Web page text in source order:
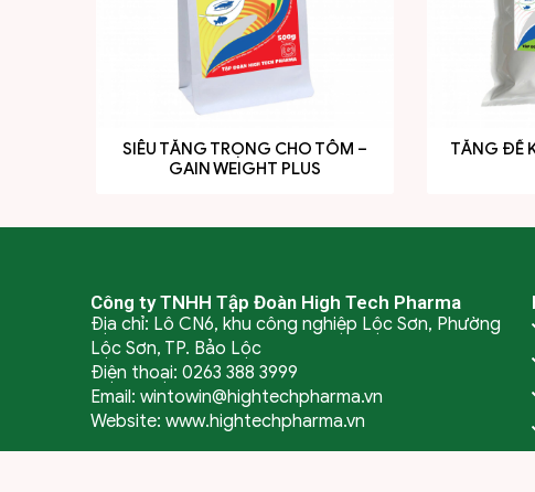
SIÊU TĂNG TRỌNG CHO TÔM –
GAIN WEIGHT PLUS
TĂNG ĐỀ
Công ty TNHH Tập Đoàn High Tech Pharma
Địa chỉ: Lô CN6, khu công nghiệp Lộc Sơn, Phường
Lộc Sơn, TP. Bảo Lộc
Điện thoại: 0263 388 3999
Email: wintowin@hightechpharma.vn
Website: www.hightechpharma.vn